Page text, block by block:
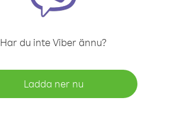
Har du inte Viber ännu?
Ladda ner nu